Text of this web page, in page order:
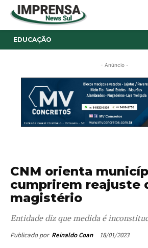
EDUCAÇÃO
- Anúncio -
CNM orienta
cumprirem reajuste
magistério
Entidade diz que medida é
Publicado por Reinaldo Coan 18/01/2023